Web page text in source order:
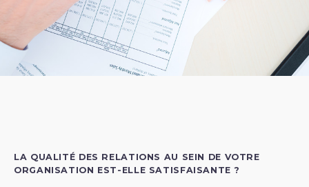
LA QUALITÉ DES RELATIONS AU SEIN DE VOTRE
ORGANISATION EST-ELLE SATISFAISANTE ?